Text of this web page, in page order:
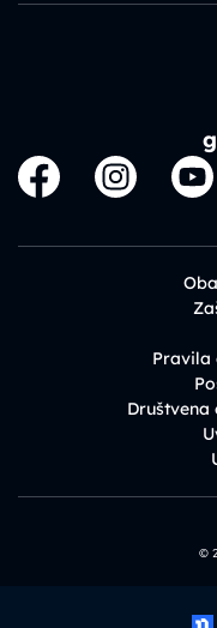
Pravila
©